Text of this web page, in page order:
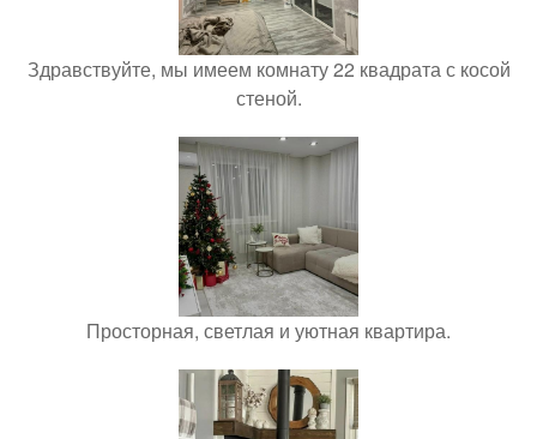
Здравствуйте, мы имеем комнату 22 квадрата с косой
стеной.
Просторная, светлая и уютная квартира.